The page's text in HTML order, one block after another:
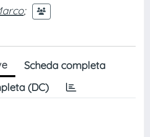
;
Scheda completa
(DC)